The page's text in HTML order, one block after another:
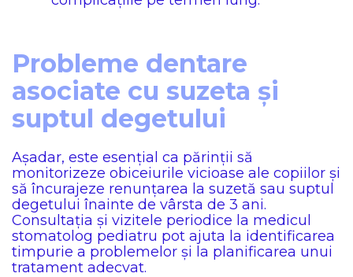
Probleme dentare
asociate cu suzeta și
suptul degetului
Așadar, este esențial ca părinții să
monitorizeze obiceiurile vicioase ale copiilor și
să încurajeze renunțarea la suzetă sau suptul
degetului înainte de vârsta de 3 ani.
Consultația și vizitele periodice la medicul
stomatolog pediatru pot ajuta la identificarea
timpurie a problemelor și la planificarea unui
tratament adecvat.